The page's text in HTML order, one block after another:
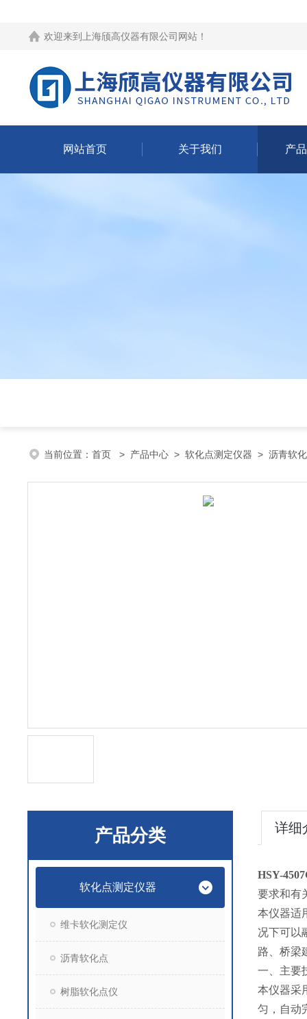
欢迎来到 上海颀高仪器有限公司网站 ！
网站首页 关于我们 产
当前位置： 首页 > 产品中心 > 软化点测定仪器 > 沥青软
产品分类
软化点测定仪器
维卡软化测定仪
沥青软化点
树脂软化点仪
详细
HSY-
要求和有
本仪器适
况下可以
路、桥梁
一、主要
本仪器采
匀，自动